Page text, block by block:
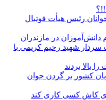
!!؟
رئیس هیأت فوتبال
در مازندران‌
سردار شهید رحیم کریمی با
بالا بردند
کشور بر گردن جوان
کاش کسی کاری کند